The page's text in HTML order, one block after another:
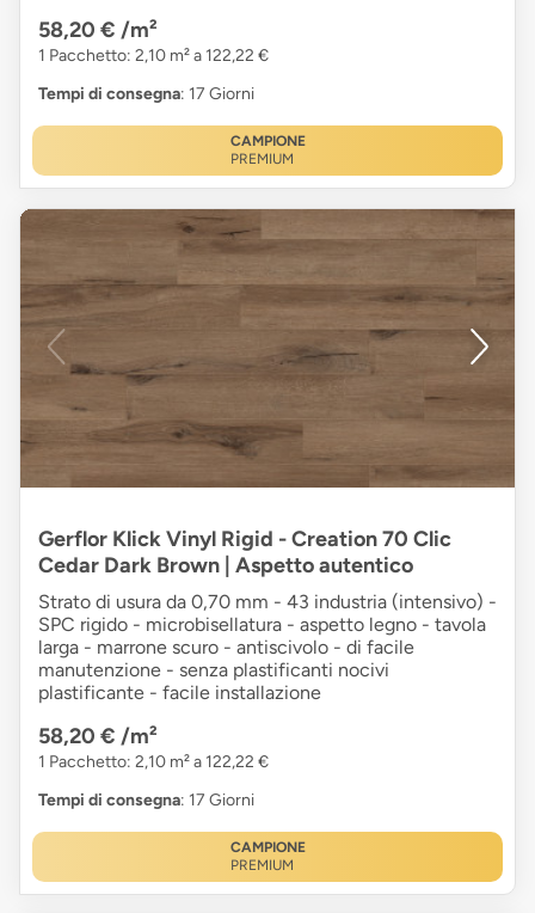
58,20 € /m²
1 Pacchetto: 2,10 m² a 122,22 €
Tempi di consegna: 17 Giorni
CAMPIONE
PREMIUM
Gerflor Klick Vinyl Rigid - Creation 70 Clic
Cedar Dark Brown | Aspetto autentico
Strato di usura da 0,70 mm - 43 industria (intensivo) -
SPC rigido - microbisellatura - aspetto legno - tavola
larga - marrone scuro - antiscivolo - di facile
manutenzione - senza plastificanti nocivi
plastificante - facile installazione
58,20 € /m²
1 Pacchetto: 2,10 m² a 122,22 €
Tempi di consegna: 17 Giorni
CAMPIONE
PREMIUM